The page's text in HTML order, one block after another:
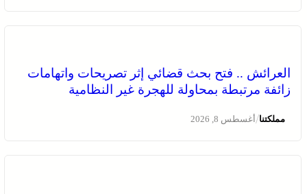
العرائش .. فتح بحث قضائي إثر تصريحات واتهامات
زائفة مرتبطة بمحاولة للهجرة غير النظامية
مملكتنا/أغسطس 8, 2026